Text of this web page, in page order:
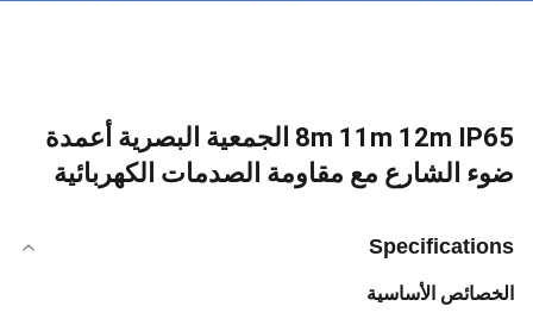
8m 11m 12m IP65 الجمعية البصرية أعمدة
ضوء الشارع مع مقاومة الصدمات الكهربائية
Specifications
الخصائص الأساسية